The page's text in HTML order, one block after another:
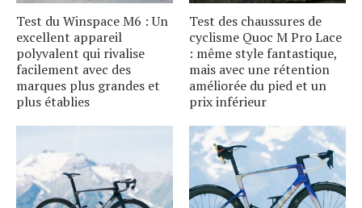
Test du Winspace M6 : Un
excellent appareil
polyvalent qui rivalise
facilement avec des
marques plus grandes et
plus établies
Test des chaussures de
cyclisme Quoc M Pro Lace
: même style fantastique,
mais avec une rétention
améliorée du pied et un
prix inférieur